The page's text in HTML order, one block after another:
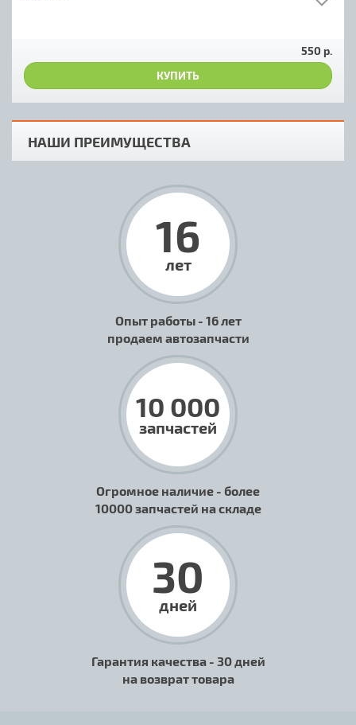
550 р.
КУПИТЬ
НАШИ ПРЕИМУЩЕСТВА
16
лет
Опыт работы - 16 лет
продаем автозапчасти
10 000
запчастей
Огромное наличие - более
10000 запчастей на складе
30
дней
Гарантия качества - 30 дней
на возврат товара